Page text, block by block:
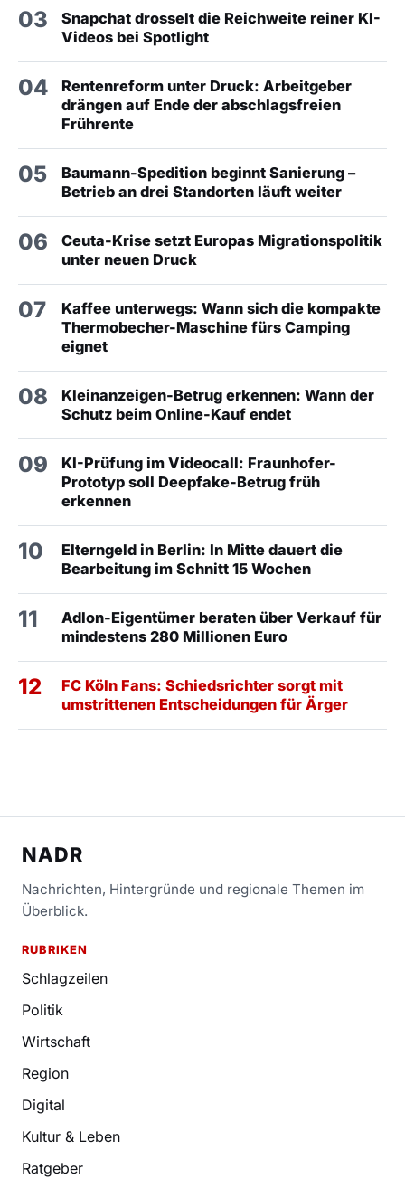
03
Snapchat drosselt die Reichweite reiner KI-
Videos bei Spotlight
04
Rentenreform unter Druck: Arbeitgeber
drängen auf Ende der abschlagsfreien
Frührente
05
Baumann-Spedition beginnt Sanierung –
Betrieb an drei Standorten läuft weiter
06
Ceuta-Krise setzt Europas Migrationspolitik
unter neuen Druck
07
Kaffee unterwegs: Wann sich die kompakte
Thermobecher-Maschine fürs Camping
eignet
08
Kleinanzeigen-Betrug erkennen: Wann der
Schutz beim Online-Kauf endet
09
KI-Prüfung im Videocall: Fraunhofer-
Prototyp soll Deepfake-Betrug früh
erkennen
10
Elterngeld in Berlin: In Mitte dauert die
Bearbeitung im Schnitt 15 Wochen
11
Adlon-Eigentümer beraten über Verkauf für
mindestens 280 Millionen Euro
12
FC Köln Fans: Schiedsrichter sorgt mit
umstrittenen Entscheidungen für Ärger
NADR
Nachrichten, Hintergründe und regionale Themen im
Überblick.
RUBRIKEN
Schlagzeilen
Politik
Wirtschaft
Region
Digital
Kultur & Leben
Ratgeber